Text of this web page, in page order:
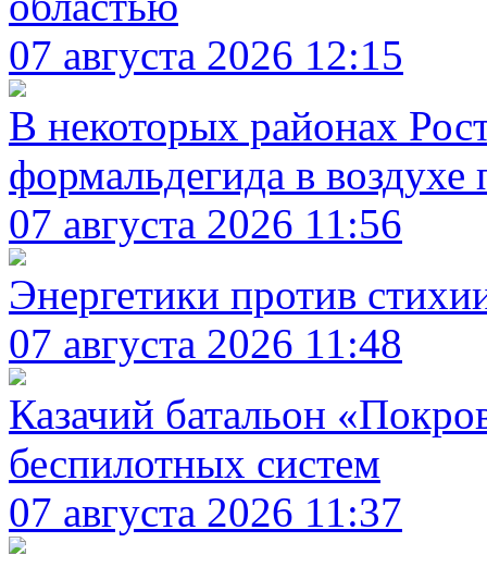
07 августа 2026 12:15
В некоторых районах
формальдегида в
07 августа 2026 11:56
Энергетики против
07 августа 2026 11:48
Казачий батальон
беспилотных систем
07 августа 2026 11:37